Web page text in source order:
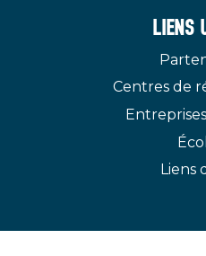
LIENS
Centres de
Liens